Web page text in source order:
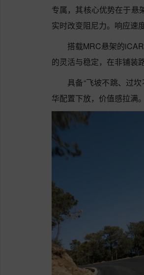
专属，其核心优势在于悬
实时改变阻尼力。响应速
搭载MRC悬架的
的灵活与稳定，在非铺装
具备“飞坡不跳、过
华配置下放，价值感拉满。